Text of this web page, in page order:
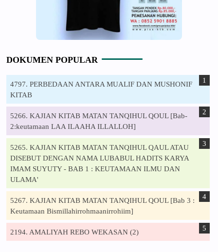
DOKUMEN POPULAR
4797. PERBEDAAN ANTARA MUALIF DAN MUSHONIF
KITAB
5266. KAJIAN KITAB MATAN TANQIHUL QOUL [Bab-
2:keutamaan LAA ILAAHA ILLALLOH]
5265. KAJIAN KITAB MATAN TANQIHUL QAUL ATAU
DISEBUT DENGAN NAMA LUBABUL HADITS KARYA
IMAM SUYUTY - BAB 1 : KEUTAMAAN ILMU DAN
ULAMA'
5267. KAJIAN KITAB MATAN TANQIHUL QOUL [Bab 3 :
Keutamaan Bismillahirrohmaanirrohiim]
2194. AMALIYAH REBO WEKASAN (2)